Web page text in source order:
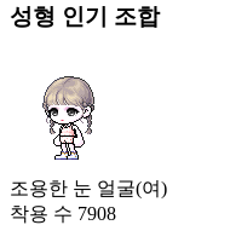
성형 인기 조합
조용한 눈 얼굴(여)
착용 수 7908